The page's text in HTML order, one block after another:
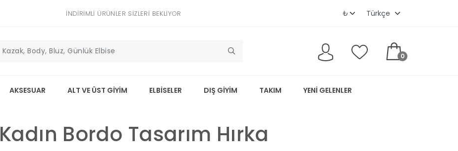
İNDIRIMLI ÜRÜNLER SIZLERI BEKLIYOR
0
AKSESUAR ALT VE ÜST GİYİM ELBİSELER DIŞ GİYİM TAKIM YENI GELENLER
Kadın Bordo Tasarım Hırka